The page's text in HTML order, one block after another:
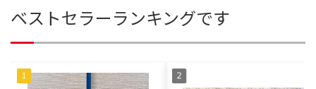
ベストセラーランキングです